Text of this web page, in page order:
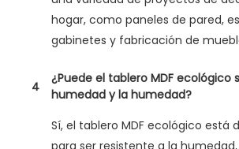
hogar, como paneles de pared,
gabinetes y fabricación de
4
¿Puede el tablero MDF ecológico
humedad y la humedad?
Sí, el tablero MDF ecológico está